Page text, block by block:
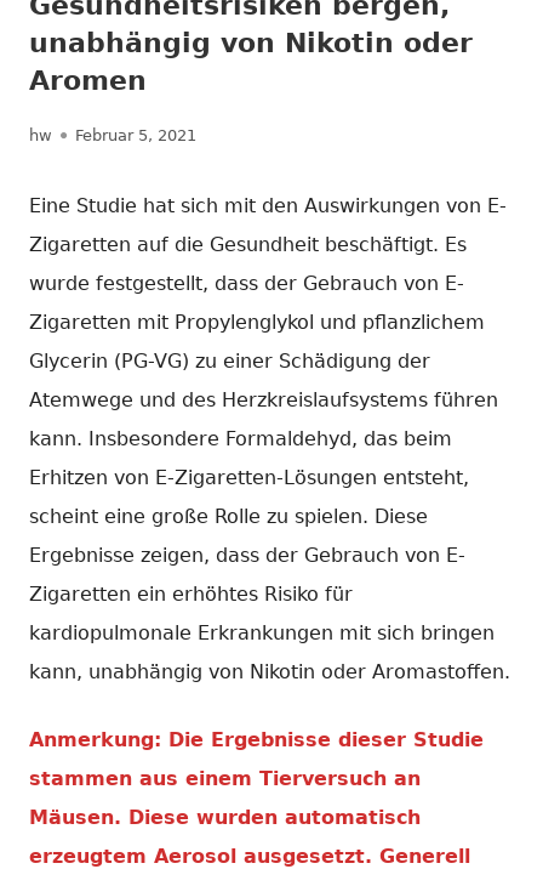
unabhängig von Nikotin oder
Aromen
Autor
hw Veröffentlicht
Februar 5, 2021
Eine Studie hat sich mit den Auswirkungen von E-
Zigaretten auf die Gesundheit beschäftigt. Es
wurde festgestellt, dass der Gebrauch von E-
Zigaretten mit Propylenglykol und pflanzlichem
Glycerin (PG-VG) zu einer Schädigung der
Atemwege und des Herzkreislaufsystems führen
kann. Insbesondere Formaldehyd, das beim
Erhitzen von E-Zigaretten-Lösungen entsteht,
scheint eine große Rolle zu spielen. Diese
Ergebnisse zeigen, dass der Gebrauch von E-
Zigaretten ein erhöhtes Risiko für
kardiopulmonale Erkrankungen mit sich bringen
kann, unabhängig von Nikotin oder Aromastoffen.
Anmerkung: Die Ergebnisse dieser Studie
stammen aus einem Tierversuch an
Mäusen. Diese wurden automatisch
erzeugtem Aerosol ausgesetzt. Generell